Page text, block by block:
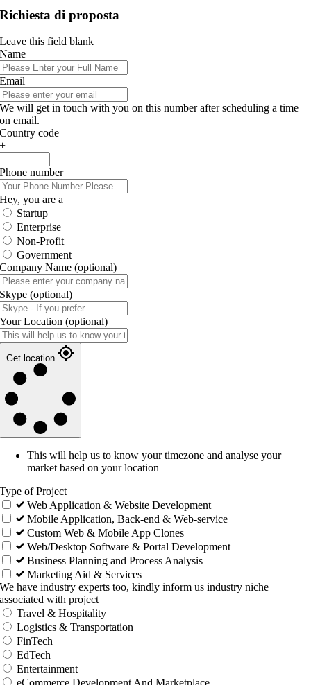
Richiesta di proposta
Leave this field blank
Name
Email
We will get in touch with you on this number after scheduling a time
on email.
Country code
+
Phone number
Hey, you are a
Startup
Enterprise
Non-Profit
Government
Company Name (optional)
Skype (optional)
Your Location (optional)
Get location
This will help us to know your timezone and analyse your
market based on your location
Type of Project
Web Application & Website Development
Mobile Application, Back-end & Web-service
Custom Web & Mobile App Clones
Web/Desktop Software & Portal Development
Business Planning and Process Analysis
Marketing Aid & Services
We have industry experts too, kindly inform us industry niche
associated with project
Travel & Hospitality
Logistics & Transportation
FinTech
EdTech
Entertainment